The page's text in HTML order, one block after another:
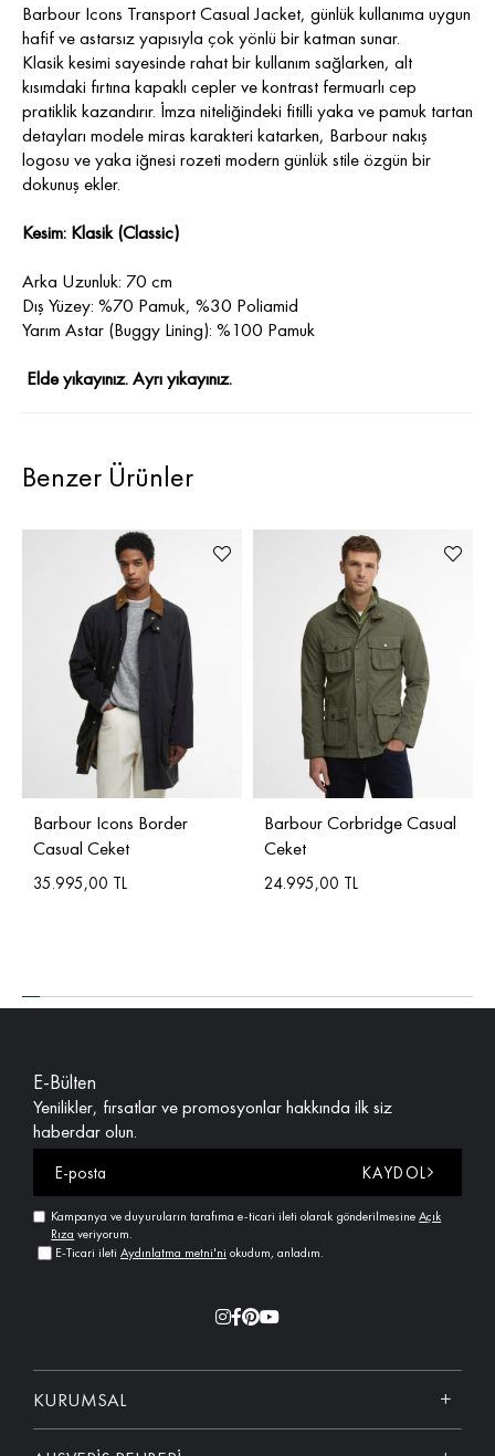
Barbour Icons Transport Casual Jacket, günlük kullanıma uygun
hafif ve astarsız yapısıyla çok yönlü bir katman sunar.
Klasik kesimi sayesinde rahat bir kullanım sağlarken, alt
kısımdaki fırtına kapaklı cepler ve kontrast fermuarlı cep
pratiklik kazandırır. İmza niteliğindeki fitilli yaka ve pamuk tartan
detayları modele miras karakteri katarken, Barbour nakış
logosu ve yaka iğnesi rozeti modern günlük stile özgün bir
dokunuş ekler.
Kesim: Klasik (Classic)
Arka Uzunluk: 70 cm
Dış Yüzey: %70 Pamuk, %30 Poliamid
Yarım Astar (Buggy Lining): %100 Pamuk
Elde yıkayınız. Ayrı yıkayınız.
Benzer Ürünler
Barbour Icons Border
Casual Ceket
35.995,00 TL
Barbour Corbridge Casual
Ceket
24.995,00 TL
E-Bülten
Yenilikler, fırsatlar ve promosyonlar hakkında ilk siz
haberdar olun.
KAYDOL
Kampanya ve duyuruların tarafıma e-ticari ileti olarak gönderilmesineAçık
Rıza veriyorum.
E-Ticari ileti Aydınlatma metni'ni okudum, anladım.
KURUMSAL